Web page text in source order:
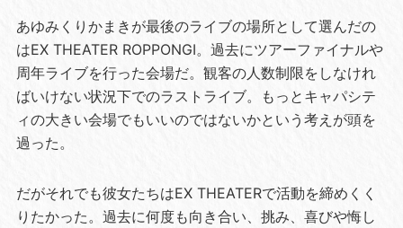
あゆみくりかまきが最後のライブの場所として選んだの
はEX THEATER ROPPONGI。過去にツアーファイナルや
周年ライブを行った会場だ。観客の人数制限をしなけれ
ばいけない状況下でのラストライブ。もっとキャパシテ
ィの大きい会場でもいいのではないかという考えが頭を
過った。
だがそれでも彼女たちはEX THEATERで活動を締めくく
りたかった。過去に何度も向き合い、挑み、喜びや悔し